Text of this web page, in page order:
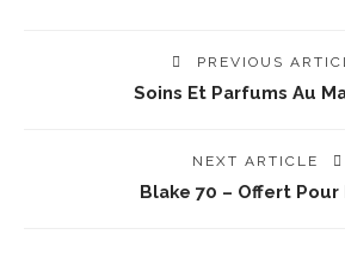
PREVIOUS
Soins Et Parfums Au
NEXT ARTICLE
Blake 70 – Offert Pour